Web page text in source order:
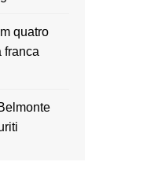
quatro
franca